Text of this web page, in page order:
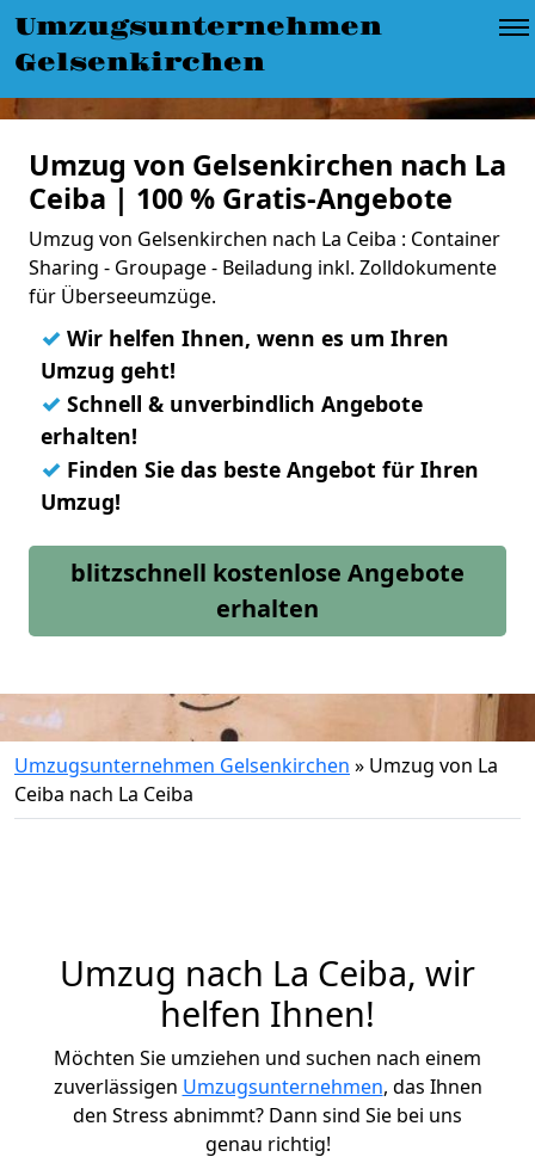
Umzugsunternehmen
Gelsenkirchen
Umzug von Gelsenkirchen nach La
Ceiba | 100 % Gratis-Angebote
Umzug von Gelsenkirchen nach La Ceiba : Container
Sharing - Groupage - Beiladung inkl. Zolldokumente
für Überseeumzüge.
✓ Wir helfen Ihnen, wenn es um Ihren
Umzug geht!
✓ Schnell & unverbindlich Angebote
erhalten!
✓ Finden Sie das beste Angebot für Ihren
Umzug!
blitzschnell kostenlose Angebote
erhalten
Umzugsunternehmen Gelsenkirchen » Umzug von La
Ceiba nach La Ceiba
Umzug nach La Ceiba, wir
helfen Ihnen!
Möchten Sie umziehen und suchen nach einem
zuverlässigen Umzugsunternehmen, das Ihnen
den Stress abnimmt? Dann sind Sie bei uns
genau richtig!